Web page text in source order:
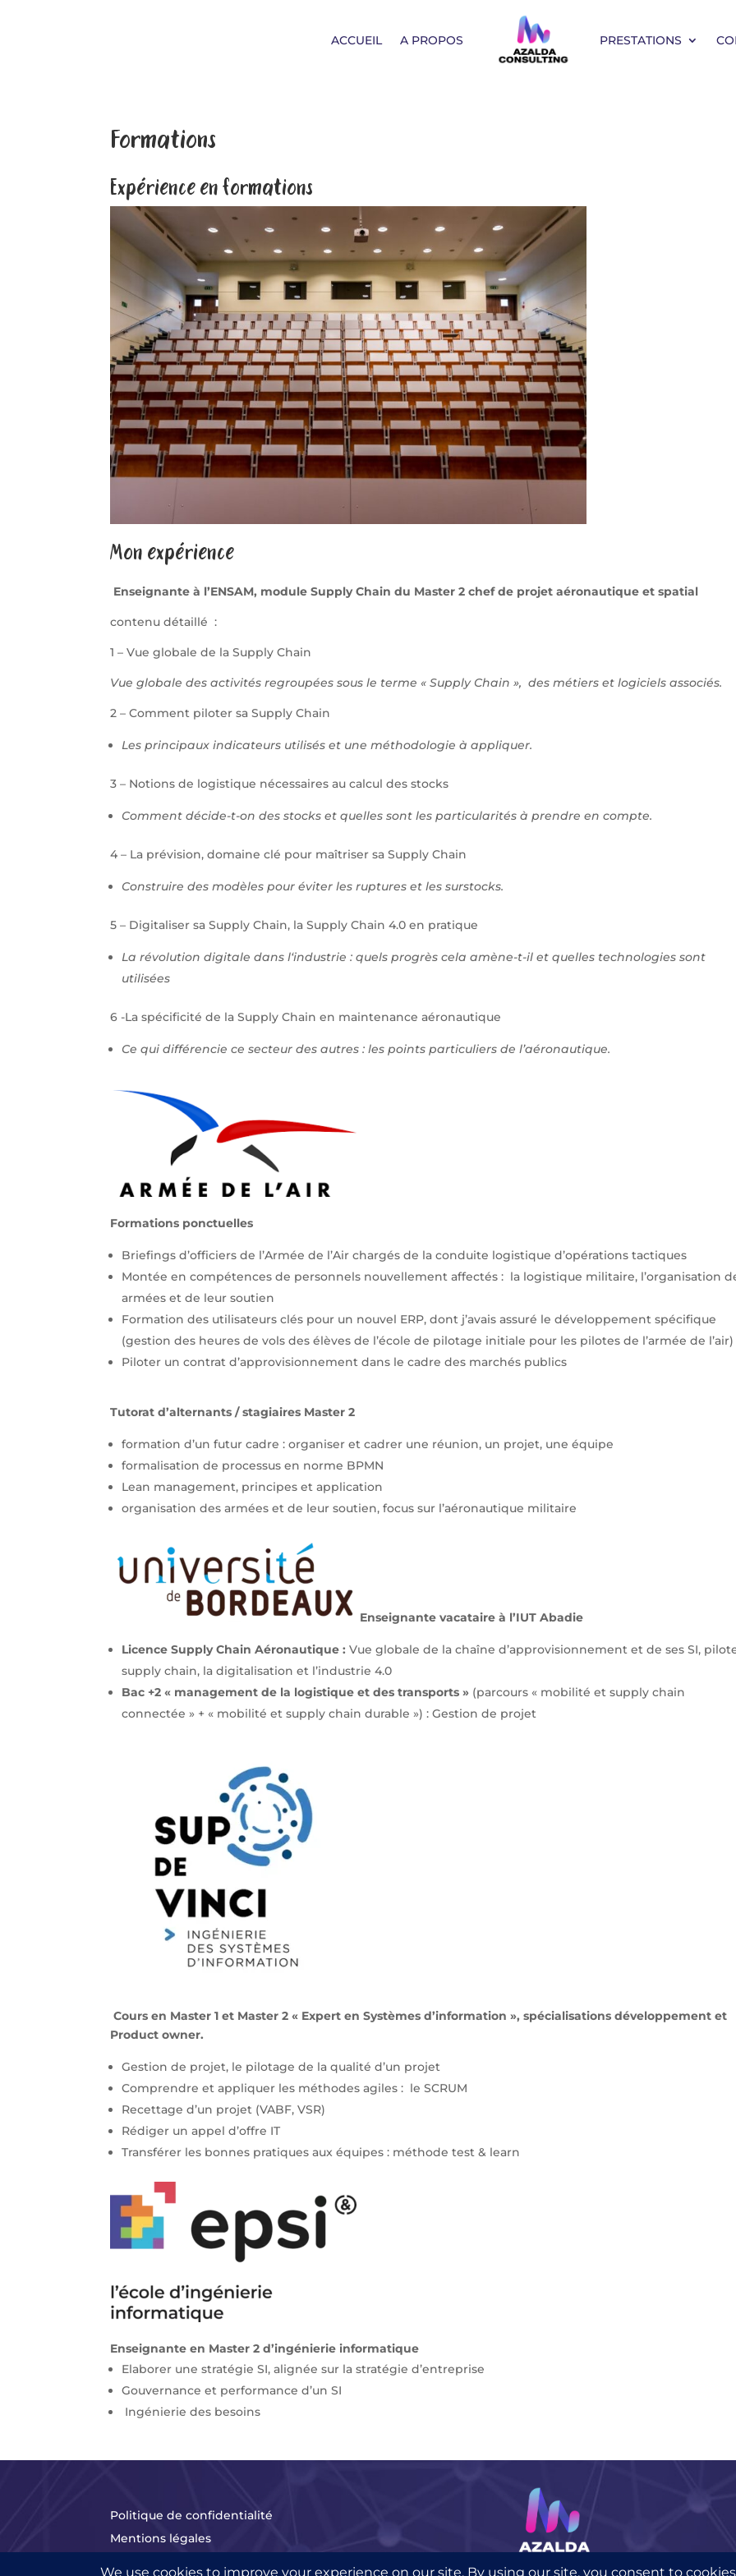
ACCUEIL A PROPOS PRESTATIONS
Formations
Expérience en formations
Mon expérience
Enseignante à l’ENSAM, module Supply Chain du Master 2 chef de projet aéronautique et spatial
contenu détaillé :
1 – Vue globale de la Supply Chain
Vue globale des activités regroupées sous le terme « Supply Chain », des métiers et logiciels associés.
2 – Comment piloter sa Supply Chain
Les principaux indicateurs utilisés et une méthodologie à appliquer.
3 – Notions de logistique nécessaires au calcul des stocks
Comment décide-t-on des stocks et quelles sont les particularités à prendre en compte.
4 – La prévision, domaine clé pour maîtriser sa Supply Chain
Construire des modèles pour éviter les ruptures et les surstocks.
5 – Digitaliser sa Supply Chain, la Supply Chain 4.0 en pratique
La révolution digitale dans l‘industrie : quels progrès cela amène-t-il et quelles technologies sont
utilisées
6 -La spécificité de la Supply Chain en maintenance aéronautique
Ce qui différencie ce secteur des autres : les points particuliers de l’aéronautique.
Formations ponctuelles
Briefings d’officiers de l’Armée de l’Air chargés de la conduite logistique d’opérations tactiques
Montée en compétences de personnels nouvellement affectés : la logistique militaire, l’organisation
armées et de leur soutien
Formation des utilisateurs clés pour un nouvel ERP, dont j’avais assuré le développement spécifique
(gestion des heures de vols des élèves de l’école de pilotage initiale pour les pilotes de l’armée de l’air)
Piloter un contrat d’approvisionnement dans le cadre des marchés publics
Tutorat d’alternants / stagiaires Master 2
formation d’un futur cadre : organiser et cadrer une réunion, un projet, une équipe
formalisation de processus en norme BPMN
Lean management, principes et application
organisation des armées et de leur soutien, focus sur l’aéronautique militaire
Enseignante vacataire à l’IUT Abadie
Licence Supply Chain Aéronautique : Vue globale de la chaîne d’approvisionnement et de ses SI,
supply chain, la digitalisation et l’industrie 4.0
Bac +2 « management de la logistique et des transports » (parcours « mobilité et supply chain
connectée » + « mobilité et supply chain durable ») : Gestion de projet
Cours en Master 1 et Master 2 « Expert en Systèmes d’information », spécialisations développement et
Product owner.
Gestion de projet, le pilotage de la qualité d’un projet
Comprendre et appliquer les méthodes agiles : le SCRUM
Recettage d’un projet (VABF, VSR)
Rédiger un appel d’offre IT
Transférer les bonnes pratiques aux équipes : méthode test & learn
Enseignante en Master 2 d’ingénierie informatique
Elaborer une stratégie SI, alignée sur la stratégie d’entreprise
Gouvernance et performance d’un SI
Ingénierie des besoins
Politique de confidentialité
Mentions légales